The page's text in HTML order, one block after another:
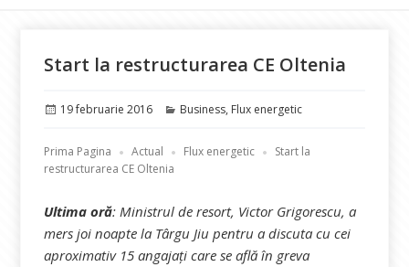
Start la restructurarea CE Oltenia
Publicat
19 februarie 2016 Categorii
Business, Flux energetic
Prima Pagina Actual Flux energetic
Start la
restructurarea CE Oltenia
Ultima oră: Ministrul de resort, Victor Grigorescu, a
mers joi noapte la Târgu Jiu pentru a discuta cu cei
aproximativ 15 angajați care se află în greva